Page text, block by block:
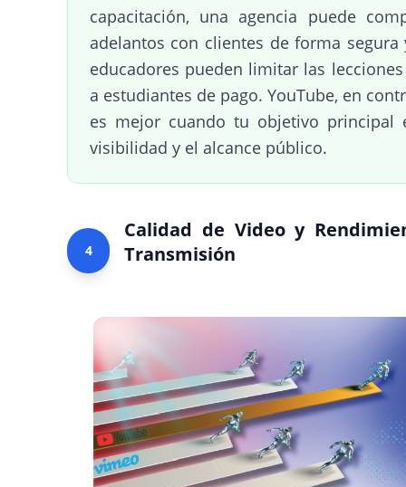
capacitación, una agencia puede
adelantos con clientes de forma segura
educadores pueden limitar las
a estudiantes de pago. YouTube, en
es mejor cuando tu objetivo principal
visibilidad y el alcance público.
4
Calidad de Video y
Transmisión